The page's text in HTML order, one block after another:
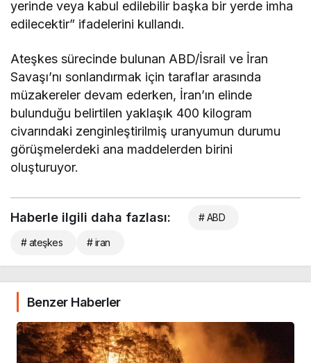
yerinde veya kabul edilebilir başka bir yerde imha
edilecektir” ifadelerini kullandı.
Ateşkes sürecinde bulunan ABD/İsrail ve İran
Savaşı’nı sonlandırmak için taraflar arasında
müzakereler devam ederken, İran’ın elinde
bulunduğu belirtilen yaklaşık 400 kilogram
civarındaki zenginleştirilmiş uranyumun durumu
görüşmelerdeki ana maddelerden birini
oluşturuyor.
Haberle ilgili daha fazlası: # ABD
# ateşkes # iran
Benzer Haberler